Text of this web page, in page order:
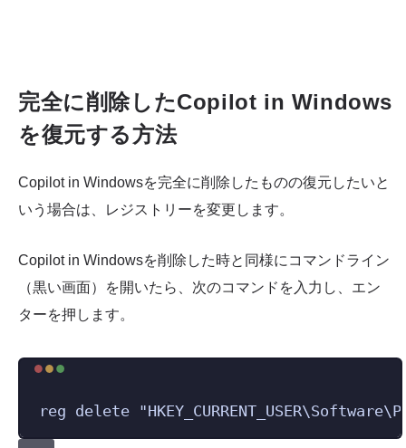
完全に削除したCopilot in Windows
を復元する方法
Copilot in Windowsを完全に削除したものの復元したいと
いう場合は、レジストリーを変更します。
Copilot in Windowsを削除した時と同様にコマンドライン
（黒い画面）を開いたら、次のコマンドを入力し、エン
ターを押します。
reg delete "